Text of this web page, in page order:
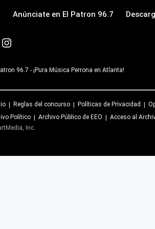
Anúnciate en El Patron 96.7
96.7 - ¡Pura Música Perrona en Atlanta!
Reglas del concurso Políticas de Privacidad
Político Archivo Público de EEO
Acceso al
Inc.